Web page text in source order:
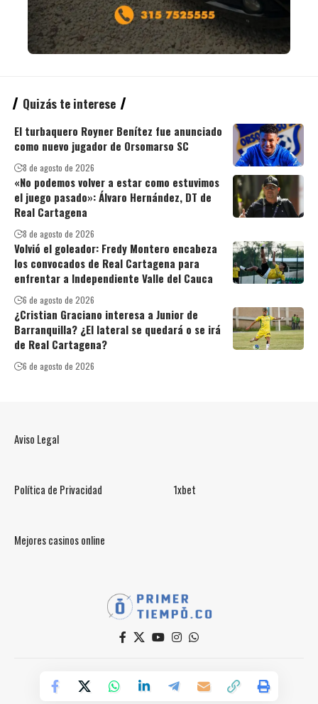
Quizás te interese
El turbaquero Royner Benítez fue anunciado
como nuevo jugador de Orsomarso SC
8 de agosto de 2026
«No podemos volver a estar como estuvimos
el juego pasado»: Álvaro Hernández, DT de
Real Cartagena
8 de agosto de 2026
Volvió el goleador: Fredy Montero encabeza
los convocados de Real Cartagena para
enfrentar a Independiente Valle del Cauca
6 de agosto de 2026
¿Cristian Graciano interesa a Junior de
Barranquilla? ¿El lateral se quedará o se irá
de Real Cartagena?
6 de agosto de 2026
Aviso Legal
Política de Privacidad 1xbet
Mejores casinos online
Powered by Primer Tiempo Deportes SAS